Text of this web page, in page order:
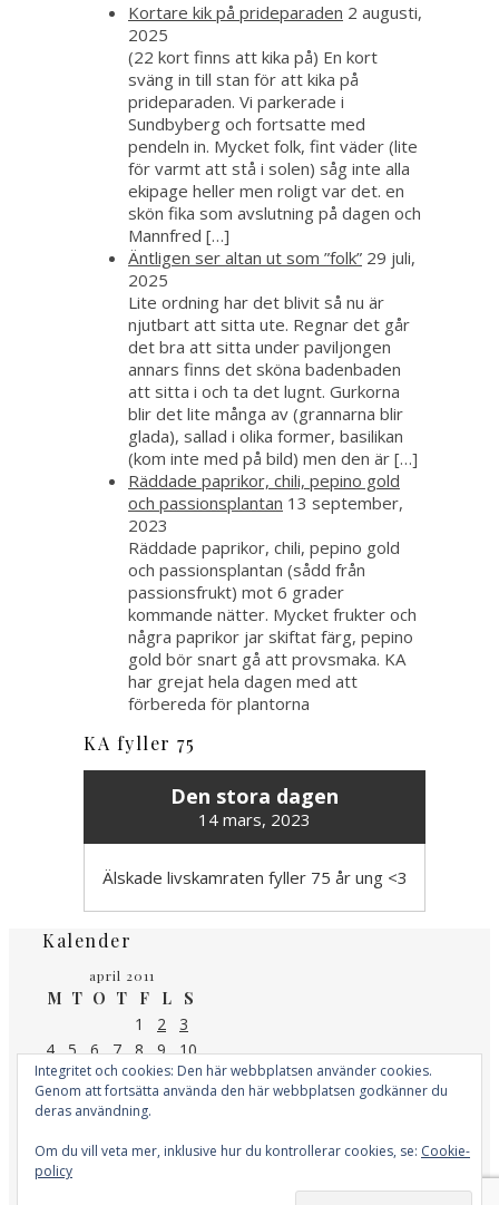
Kortare kik på prideparaden 2 augusti,
2025
(22 kort finns att kika på) En kort
sväng in till stan för att kika på
prideparaden. Vi parkerade i
Sundbyberg och fortsatte med
pendeln in. Mycket folk, fint väder (lite
för varmt att stå i solen) såg inte alla
ekipage heller men roligt var det. en
skön fika som avslutning på dagen och
Mannfred […]
Äntligen ser altan ut som ”folk” 29 juli,
2025
Lite ordning har det blivit så nu är
njutbart att sitta ute. Regnar det går
det bra att sitta under paviljongen
annars finns det sköna badenbaden
att sitta i och ta det lugnt. Gurkorna
blir det lite många av (grannarna blir
glada), sallad i olika former, basilikan
(kom inte med på bild) men den är […]
Räddade paprikor, chili, pepino gold
och passionsplantan 13 september,
2023
Räddade paprikor, chili, pepino gold
och passionsplantan (sådd från
passionsfrukt) mot 6 grader
kommande nätter. Mycket frukter och
några paprikor jar skiftat färg, pepino
gold bör snart gå att provsmaka. KA
har grejat hela dagen med att
förbereda för plantorna
KA fyller 75
Den stora dagen
14 mars, 2023
Älskade livskamraten fyller 75 år ung <3
Kalender
april 2011
M T O T F L
S
1
2
3
4
5 6 7 8 9
10
11 12 13 14 15 16 17
18 19 20 21 22 23 24
29
« mar maj »
Integritet och cookies: Den här webbplatsen använder cookies.
Genom att fortsätta använda den här webbplatsen godkänner du
deras användning.
Om du vill veta mer, inklusive hur du kontrollerar cookies, se: Cookie-
policy